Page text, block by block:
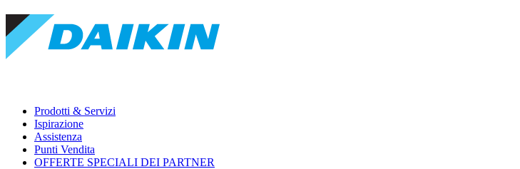
Prodotti & Servizi
Ispirazione
Assistenza
Punti Vendita
OFFERTE SPECIALI DEI PARTNER